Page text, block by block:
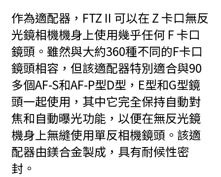
作為適配器，FTZ II 可以在 Z 卡口無反
光鏡相機機身上使用幾乎任何 F 卡口
鏡頭。雖然與大約360種不同的F卡口
鏡頭相容，但該適配器特別適合與90
多個AF-S和AF-P型D型，E型和G型鏡
頭一起使用，其中它完全保持自動對
焦和自動曝光功能，以便在無反光鏡
機身上無縫使用單反相機鏡頭。該適
配器由鎂合金製成，具有耐候性密
封。